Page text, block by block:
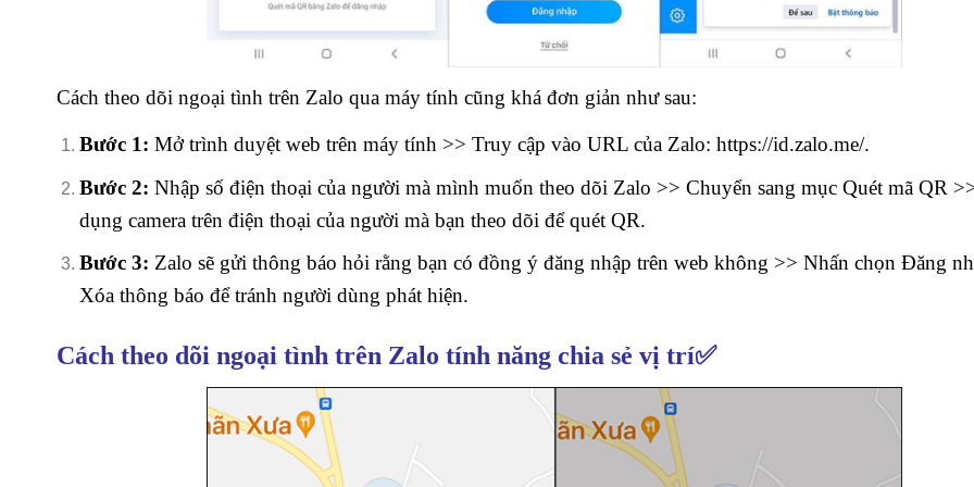
Cách theo dõi ngoại tình trên Zalo qua máy tính cũng khá đơn giản như sau:
Bước 1: Mở trình duyệt web trên máy tính >> Truy cập vào URL của Zalo: https://id.zalo.me/.
Bước 2: Nhập số điện thoại của người mà mình muốn theo dõi Zalo >> Chuyển sang mục Quét mã QR
dụng camera trên điện thoại của người mà bạn theo dõi để quét QR.
Bước 3: Zalo sẽ gửi thông báo hỏi rằng bạn có đồng ý đăng nhập trên web không >> Nhấn chọn Đăng
Xóa thông báo để tránh người dùng phát hiện.
Cách theo dõi ngoại tình trên Zalo tính năng chia sẻ vị trí✅